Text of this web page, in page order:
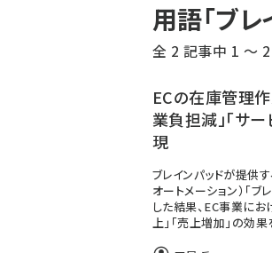
ン
く
ず
用語「ブ
全 2 記事中 1 ～
ECの在庫管理作
業負担減」「サ
現
ブレインパッドが提供す
オートメーション）「
した結果、EC事業にお
上」「売上増加」の効